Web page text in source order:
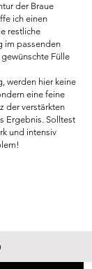
der Braue
ich einen
restliche
im passenden
Fülle
werden hier keine
eine feine
der verstärkten
Ergebnis. Solltest
und intensiv